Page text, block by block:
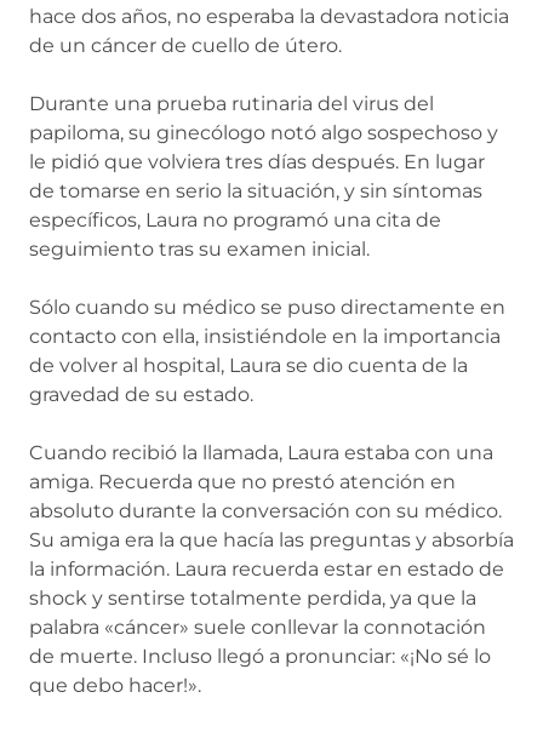
hace dos años, no esperaba la devastadora noticia
de un cáncer de cuello de útero.
Durante una prueba rutinaria del virus del
papiloma, su ginecólogo notó algo sospechoso y
le pidió que volviera tres días después. En lugar
de tomarse en serio la situación, y sin síntomas
específicos, Laura no programó una cita de
seguimiento tras su examen inicial.
Sólo cuando su médico se puso directamente en
contacto con ella, insistiéndole en la importancia
de volver al hospital, Laura se dio cuenta de la
gravedad de su estado.
Cuando recibió la llamada, Laura estaba con una
amiga. Recuerda que no prestó atención en
absoluto durante la conversación con su médico.
Su amiga era la que hacía las preguntas y absorbía
la información. Laura recuerda estar en estado de
shock y sentirse totalmente perdida, ya que la
palabra «cáncer» suele conllevar la connotación
de muerte. Incluso llegó a pronunciar: «¡No sé lo
que debo hacer!».